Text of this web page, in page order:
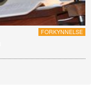
FORKYNNELSE